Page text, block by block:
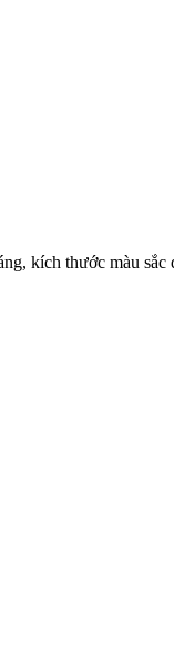
kích thước màu sắc